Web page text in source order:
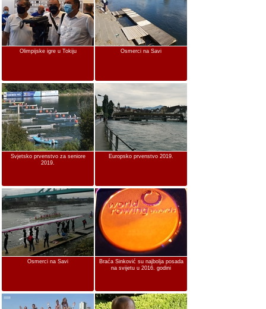
Olimpijske igre u Tokiju Osmerci na Savi
Svjetsko prvenstvo za seniore
2019.
Europsko prvenstvo 2019.
Osmerci na Savi
Braća Sinković su najbolja posada
na svijetu u 2016. godini